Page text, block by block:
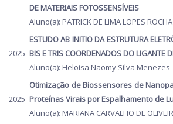
DE MATERIAIS FOTOSSENSÍVEIS
Aluno(a): PATRICK DE LIMA LOPES ROCHA
2025
ESTUDO AB INITIO DA ESTRUTURA
BIS E TRIS COORDENADOS DO LIGANTE
Aluno(a): Heloisa Naomy Silva Menezes
2025
Otimização de Biossensores de
Proteínas Virais por Espalhamento de
Aluno(a): MARIANA CARVALHO DE